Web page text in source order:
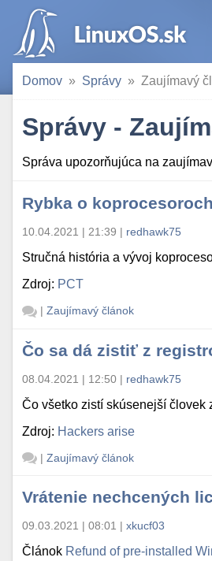
Domov Správy Zaujímavý
Správy -
Správa upozorňujúca na
Rybka o
10.04.2021 | 21:39 | redhawk75
Stručná história a vývoj
Zdroj: PCT
| Zaujímavý článok
Čo sa dá zistiť z
08.04.2021 | 12:50 | redhawk75
Čo všetko zistí skúsenejší človek
Zdroj: Hackers arise
| Zaujímavý článok
Vrátenie nechcených
09.03.2021 | 08:01 | xkucf03
Článok Refund of pre-installed